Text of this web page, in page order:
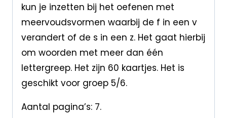
kun je inzetten bij het oefenen met
meervoudsvormen waarbij de f in een v
verandert of de s in een z. Het gaat hierbij
om woorden met meer dan één
lettergreep. Het zijn 60 kaartjes. Het is
geschikt voor groep 5/6.
Aantal pagina’s: 7.